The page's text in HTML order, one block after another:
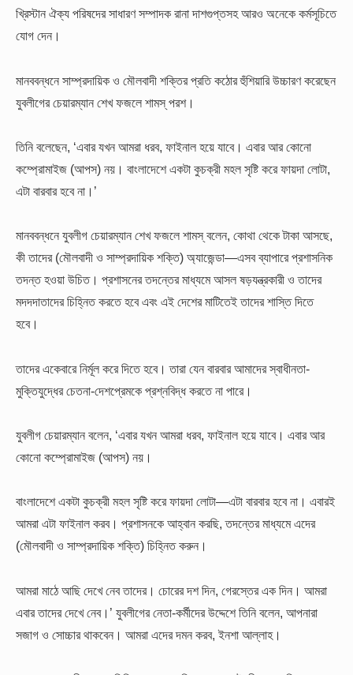
খ্রিস্টান ঐক্য পরিষদের সাধারণ সম্পাদক রানা দাশগুপ্তসহ আরও অনেকে কর্মসূচিতে
যোগ দেন।
মানববন্ধনে সাম্প্রদায়িক ও মৌলবাদী শক্তির প্রতি কঠোর হুঁশিয়ারি উচ্চারণ করেছেন
যুবলীগের চেয়ারম্যান শেখ ফজলে শামস্ পরশ।
তিনি বলেছেন, ‘এবার যখন আমরা ধরব, ফাইনাল হয়ে যাবে। এবার আর কোনো
কম্প্রোমাইজ (আপস) নয়। বাংলাদেশে একটা কুচক্রী মহল সৃষ্টি করে ফায়দা লোটা,
এটা বারবার হবে না।’
মানববন্ধনে যুবলীগ চেয়ারম্যান শেখ ফজলে শামস্ বলেন, কোথা থেকে টাকা আসছে,
কী তাদের (মৌলবাদী ও সাম্প্রদায়িক শক্তি) অ্যাজেন্ডা—এসব ব্যাপারে প্রশাসনিক
তদন্ত হওয়া উচিত। প্রশাসনের তদন্তের মাধ্যমে আসল ষড়যন্ত্রকারী ও তাদের
মদদদাতাদের চিহ্নিত করতে হবে এবং এই দেশের মাটিতেই তাদের শাস্তি দিতে
হবে।
তাদের একেবারে নির্মূল করে দিতে হবে। তারা যেন বারবার আমাদের স্বাধীনতা-
মুক্তিযুদ্ধের চেতনা-দেশপ্রেমকে প্রশ্নবিদ্ধ করতে না পারে।
যুবলীগ চেয়ারম্যান বলেন, ‘এবার যখন আমরা ধরব, ফাইনাল হয়ে যাবে। এবার আর
কোনো কম্প্রোমাইজ (আপস) নয়।
বাংলাদেশে একটা কুচক্রী মহল সৃষ্টি করে ফায়দা লোটা—এটা বারবার হবে না। এবারই
আমরা এটা ফাইনাল করব। প্রশাসনকে আহ্বান করছি, তদন্তের মাধ্যমে এদের
(মৌলবাদী ও সাম্প্রদায়িক শক্তি) চিহ্নিত করুন।
আমরা মাঠে আছি দেখে নেব তাদের। চোরের দশ দিন, গেরস্তের এক দিন। আমরা
এবার তাদের দেখে নেব।’ যুবলীগের নেতা-কর্মীদের উদ্দেশে তিনি বলেন, আপনারা
সজাগ ও সোচ্চার থাকবেন। আমরা এদের দমন করব, ইনশা আল্লাহ।